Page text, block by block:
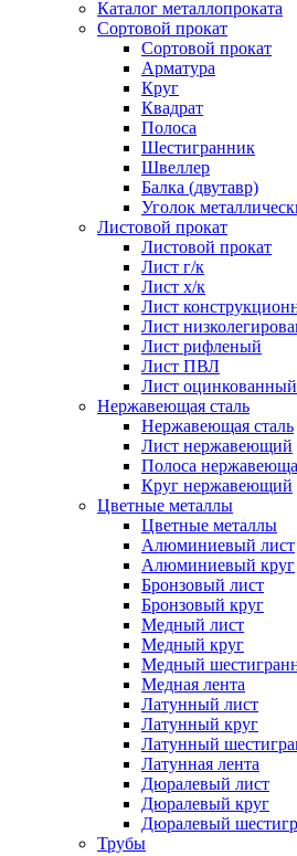
Каталог металлопроката
Сортовой прокат
Сортовой прокат
Арматура
Круг
Квадрат
Полоса
Шестигранник
Швеллер
Балка (двутавр)
Уголок
Листовой прокат
Листовой прокат
Лист г/к
Лист х/к
Лист
Лист
Лист рифленый
Лист ПВЛ
Лист оцинкованный
Нержавеющая сталь
Нержавеющая сталь
Лист нержавеющий
Полоса
Круг нержавеющий
Цветные металлы
Цветные металлы
Алюминиевый лист
Алюминиевый круг
Бронзовый лист
Бронзовый круг
Медный лист
Медный круг
Медный
Медная лента
Латунный лист
Латунный круг
Латунный
Латунная лента
Дюралевый лист
Дюралевый круг
Дюралевый
Трубы